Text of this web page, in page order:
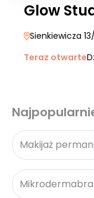
Glow
Sienkiewicza
Teraz otwarte
Makijaż